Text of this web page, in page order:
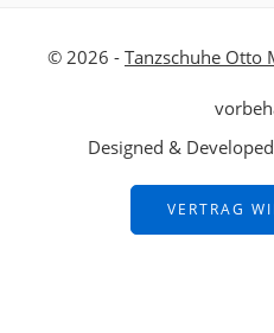
© 2026 - Tanzschuhe Otto
Designed &
VERTRAG